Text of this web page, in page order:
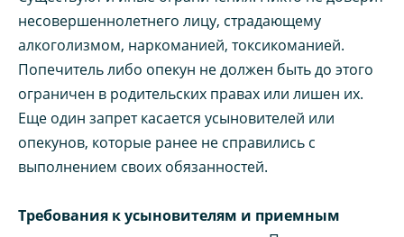
несовершеннолетнего лицу, страдающему
алкоголизмом, наркоманией, токсикоманией.
Попечитель либо опекун не должен быть до этого
ограничен в родительских правах или лишен их.
Еще один запрет касается усыновителей или
опекунов, которые ранее не справились с
выполнением своих обязанностей.
Требования к усыновителям и приемным